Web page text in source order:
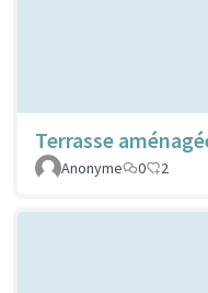
Terrasse
Anonyme
0 2